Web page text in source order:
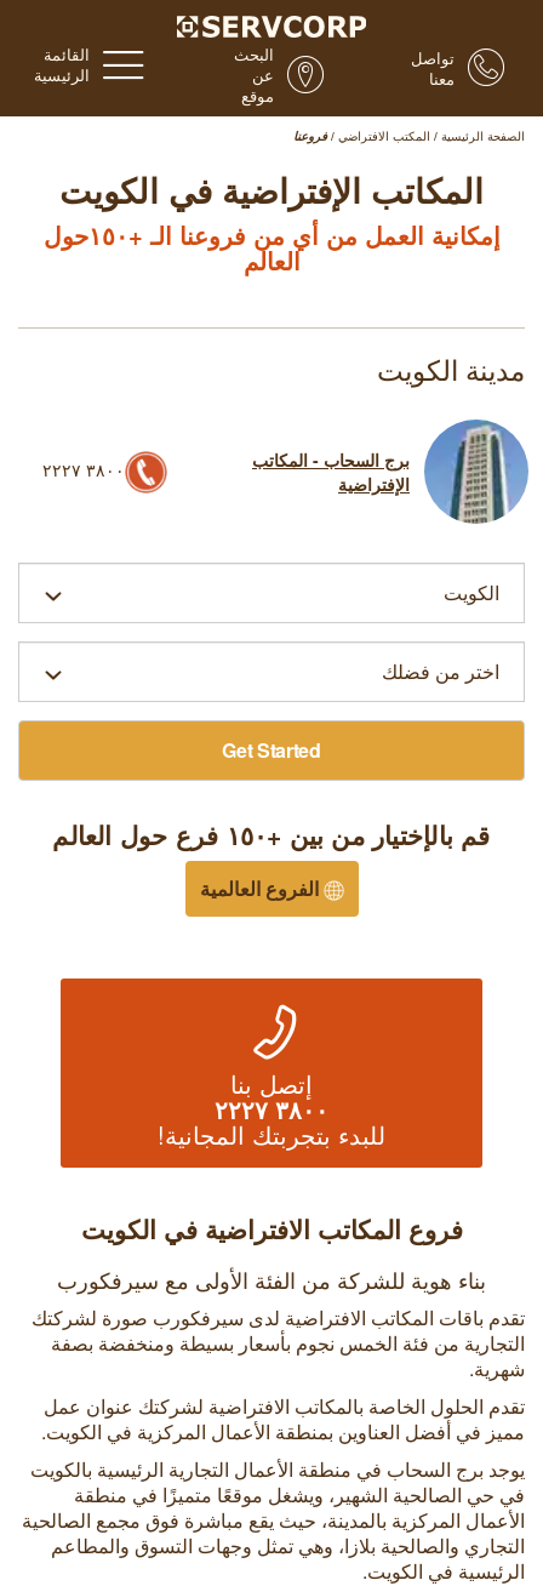
القائمة
الرئيسية
البحث
عن
موقع
تواصل
معنا
الصفحة الرئيسية / المكتب الافتراضي / فروعنا
المكاتب الإفتراضية في الكويت
إمكانية العمل من أي من فروعنا الـ +١٥٠حول
العالم
مدينة الكويت
برج السحاب - المكاتب
الإفتراضية
٣٨٠٠ ٢٢٢٧
Get Started
قم بالإختيار من بين +١٥٠ فرع حول العالم
الفروع العالمية
إتصل بنا
٣٨٠٠ ٢٢٢٧
للبدء بتجربتك المجانية!
فروع المكاتب الافتراضية في الكويت
بناء هوية للشركة من الفئة الأولى مع سيرفكورب
تقدم باقات المكاتب الافتراضية لدى سيرفكورب صورة لشركتك
التجارية من فئة الخمس نجوم بأسعار بسيطة ومنخفضة بصفة
شهرية.
تقدم الحلول الخاصة بالمكاتب الافتراضية لشركتك عنوان عمل
مميز في أفضل العناوين بمنطقة الأعمال المركزية في الكويت.
يوجد برج السحاب في منطقة الأعمال التجارية الرئيسية بالكويت
في حي الصالحية الشهير، ويشغل موقعًا متميزًا في منطقة
الأعمال المركزية بالمدينة، حيث يقع مباشرة فوق مجمع الصالحية
التجاري والصالحية بلازا، وهي تمثل وجهات التسوق والمطاعم
الرئيسية في الكويت.